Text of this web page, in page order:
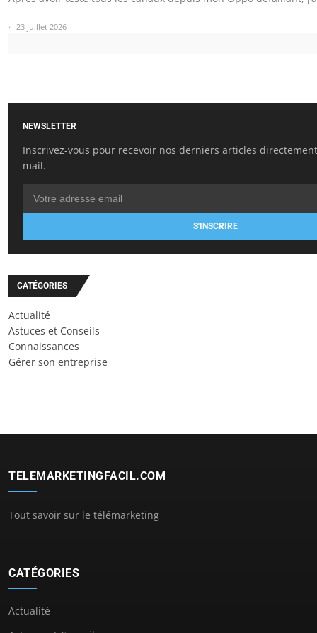
23 juillet 2026
NEWSLETTER
Inscrivez-vous pour recevoir nos derniers articles
mail.
S'INSCRIRE
CATÉGORIES
Actualité
Astuces et Conseils
Connaissances
Gérer son entreprise
TELEMARKETINGFACIL.COM
Tout savoir sur le télémarketing
CATÉGORIES
Actualité